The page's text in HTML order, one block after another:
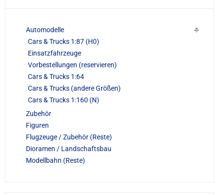
Automodelle
Cars & Trucks 1:87 (H0)
Einsatzfahrzeuge
Vorbestellungen (reservieren)
Cars & Trucks 1:64
Cars & Trucks (andere Größen)
Cars & Trucks 1:160 (N)
Zubehör
Figuren
Flugzeuge / Zubehör (Reste)
Dioramen / Landschaftsbau
Modellbahn (Reste)